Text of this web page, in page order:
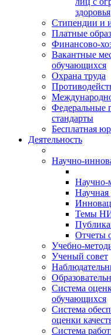
здоровья
Стипендии и
Платные
Финансово-
Вакантные
обучающихся
Охрана труда
Федеральные
стандарты
Бесплатная
Деятельность
Научно-
Научно-
Научная
Темы
Отчеты
Учебно-
Ученый совет
Система
обучающихся
Система
оценки
Система